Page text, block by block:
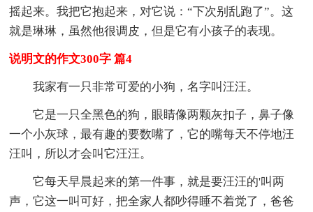
摇起来。我把它抱起来，对它说：“下次别乱跑了”。这
就是琳琳，虽然他很调皮，但是它有小孩子的表现。
说明文的作文300字 篇4
我家有一只非常可爱的小狗，名字叫汪汪。
它是一只全黑色的狗，眼睛像两颗灰扣子，鼻子像
一个小灰球，最有趣的要数嘴了，它的嘴每天不停地汪
汪叫，所以才会叫它汪汪。
它每天早晨起来的第一件事，就是要汪汪的'叫两
声，它这一叫可好，把全家人都吵得睡不着觉了，爸爸